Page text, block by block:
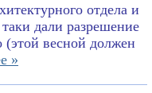
отдела и
дали разрешение
(этой весной должен
»